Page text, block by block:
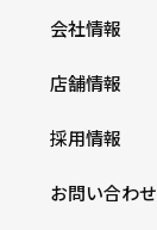
会社情報
店舗情報
採用情報
お問い合わせ